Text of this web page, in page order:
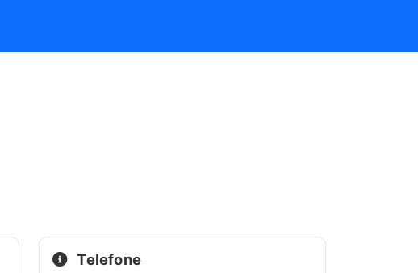
Telefone